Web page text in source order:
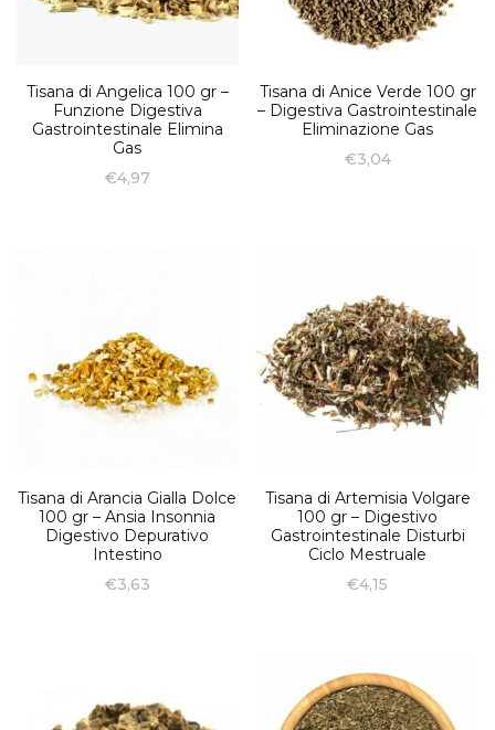
Tisana di Angelica 100 gr –
Funzione Digestiva
Gastrointestinale Elimina
Gas
€4,97
Tisana di Anice Verde 100 gr
– Digestiva Gastrointestinale
Eliminazione Gas
€3,04
Tisana di Arancia Gialla Dolce
100 gr – Ansia Insonnia
Digestivo Depurativo
Intestino
€3,63
Tisana di Artemisia Volgare
100 gr – Digestivo
Gastrointestinale Disturbi
Ciclo Mestruale
€4,15